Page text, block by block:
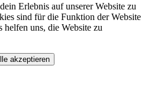
Erlebnis auf unserer Website zu
sind für die Funktion der Website
uns, die Website zu
akzeptieren